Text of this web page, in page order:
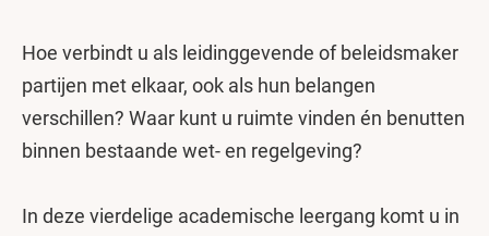
Hoe verbindt u als leidinggevende of beleidsmaker
partijen met elkaar, ook als hun belangen
verschillen? Waar kunt u ruimte vinden én benutten
binnen bestaande wet- en regelgeving?
In deze vierdelige academische leergang komt u in